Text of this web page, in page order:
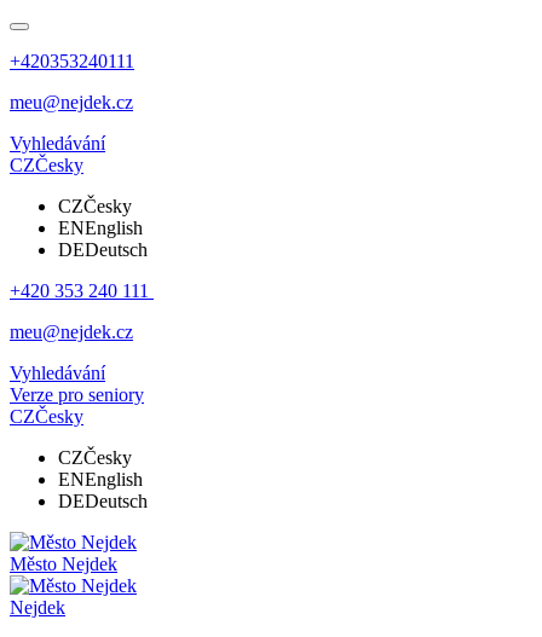
+420353240111
meu@nejdek.cz
Vyhledávání
CZČesky
CZČesky
ENEnglish
DEDeutsch
+420 353 240 111
meu@nejdek.cz
Vyhledávání
Verze pro seniory
CZČesky
CZČesky
ENEnglish
DEDeutsch
Město Nejdek
Nejdek